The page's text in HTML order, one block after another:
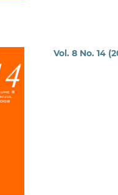
Vol. 8 No. 14